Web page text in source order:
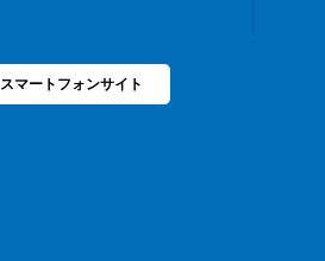
スマートフォンサイト